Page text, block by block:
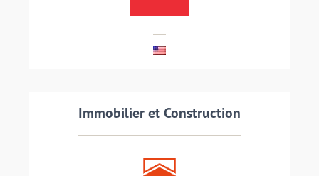
LIRE LA SUITE
Immobilier et Construction
Transaction details